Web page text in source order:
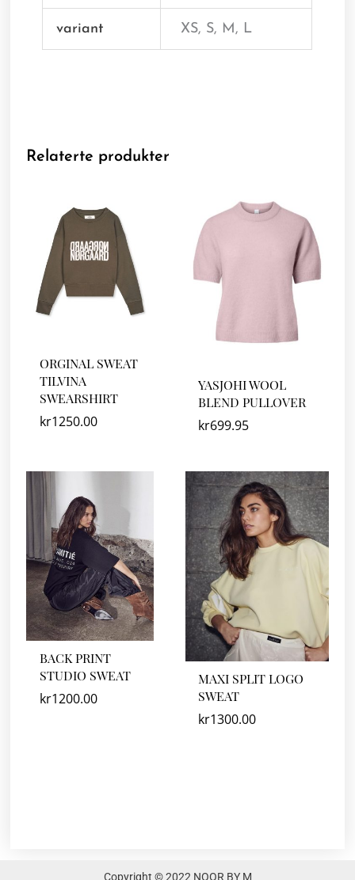
variant XS, S, M, L
Relaterte produkter
ORGINAL SWEAT
TILVINA
SWEARSHIRT
kr1250.00
YASJOHI WOOL
BLEND PULLOVER
kr699.95
BACK PRINT
STUDIO SWEAT
kr1200.00
MAXI SPLIT LOGO
SWEAT
kr1300.00
Copyright © 2022 NOOR BY M